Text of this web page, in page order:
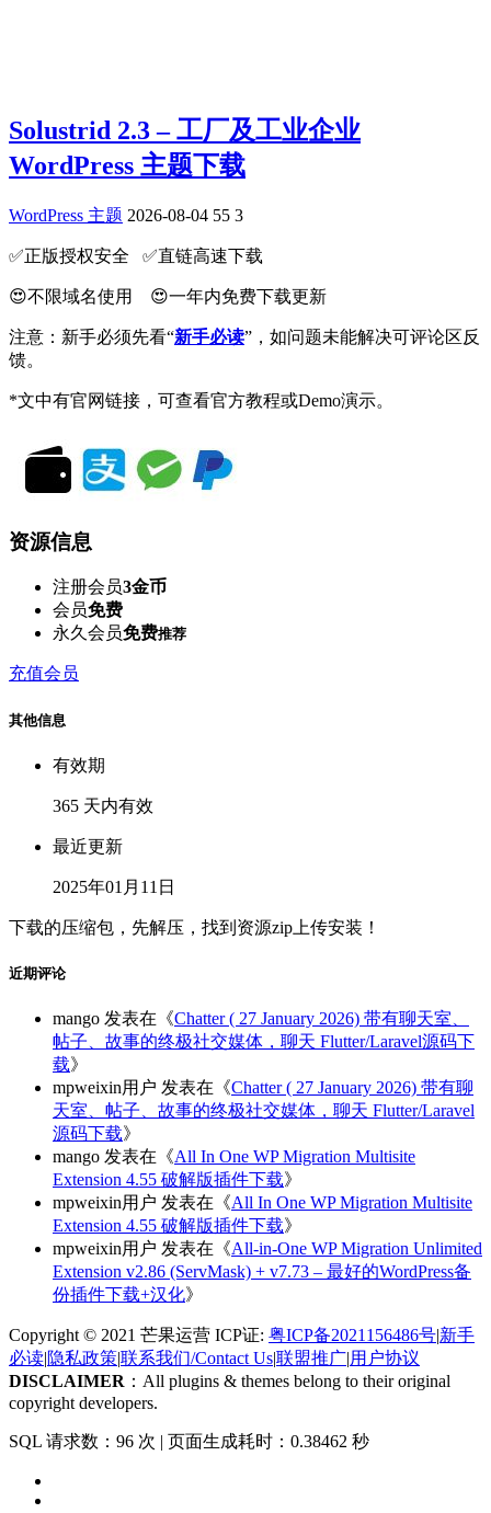
Solustrid 2.3 – 工厂及工业企业
WordPress 主题下载
WordPress 主题 2026-08-04 55 3
✅️正版授权安全 ✅️直链高速下载
😍不限域名使用 😍一年内免费下载更新
注意：新手必须先看“新手必读”，如问题未能解决可评论区反
馈。
*文中有官网链接，可查看官方教程或Demo演示。
资源信息
注册会员3金币
会员免费
永久会员免费推荐
充值会员
其他信息
有效期
365 天内有效
最近更新
2025年01月11日
下载的压缩包，先解压，找到资源zip上传安装！
近期评论
mango 发表在《Chatter ( 27 January 2026) 带有聊天室、
帖子、故事的终极社交媒体，聊天 Flutter/Laravel源码下
载》
mpweixin用户 发表在《Chatter ( 27 January 2026) 带有聊
天室、帖子、故事的终极社交媒体，聊天 Flutter/Laravel
源码下载》
mango 发表在《All In One WP Migration Multisite
Extension 4.55 破解版插件下载》
mpweixin用户 发表在《All In One WP Migration Multisite
Extension 4.55 破解版插件下载》
mpweixin用户 发表在《All-in-One WP Migration Unlimited
Extension v2.86 (ServMask) + v7.73 – 最好的WordPress备
份插件下载+汉化》
Copyright © 2021 芒果运营 ICP证: 粤ICP备2021156486号|新手
必读|隐私政策|联系我们/Contact Us|联盟推广|用户协议
DISCLAIMER ：All plugins & themes belong to their original
copyright developers.
SQL 请求数：96 次 | 页面生成耗时：0.38462 秒